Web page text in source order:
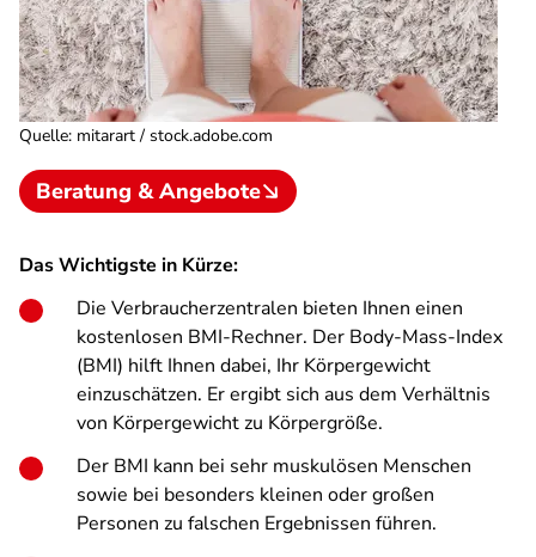
Quelle: mitarart / stock.adobe.com
Beratung & Angebote
Das Wichtigste in Kürze:
Die Verbraucherzentralen bieten Ihnen einen
kostenlosen BMI-Rechner. Der Body-Mass-Index
(BMI) hilft Ihnen dabei, Ihr Körpergewicht
einzuschätzen. Er ergibt sich aus dem Verhältnis
von Körpergewicht zu Körpergröße.
Der BMI kann bei sehr muskulösen Menschen
sowie bei besonders kleinen oder großen
Personen zu falschen Ergebnissen führen.